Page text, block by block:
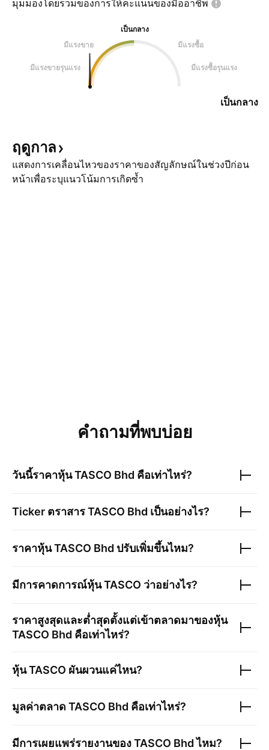
มุมมองโดยรวมของการให้คะแนนของมืออาชีพ
เป็นกลาง
มีแรงขาย
มีแรงซื้อ
มีแรงขายรุนแรง มีแรงซื้อรุนแรง
เป็นกลาง
ฤดูกาล
แสดงการเคลื่อนไหวของราคาของสัญลักษณ์ในช่วงปีก่อน
หน้าเพื่อระบุแนวโน้มการเกิดซ้ำ
คำถามที่พบบ่อย
วันนี้ราคาหุ้นTASCO Bhd คือเท่าไหร่?
Ticker ตราสารTASCO Bhd เป็นอย่างไร?
ราคาหุ้นTASCO Bhd ปรับเพิ่มขึ้นไหม?
มีการคาดการณ์หุ้นTASCO ว่าอย่างไร?
ราคาสูงสุดและต่ำสุดตั้งแต่เข้าตลาดมาของหุ้น
TASCO Bhd คือเท่าไหร่?
หุ้นTASCO ผันผวนแค่ไหน?
มูลค่าตลาด TASCO Bhd คือเท่าไหร่?
มีการเผยแพร่รายงานของTASCO Bhdไหม?